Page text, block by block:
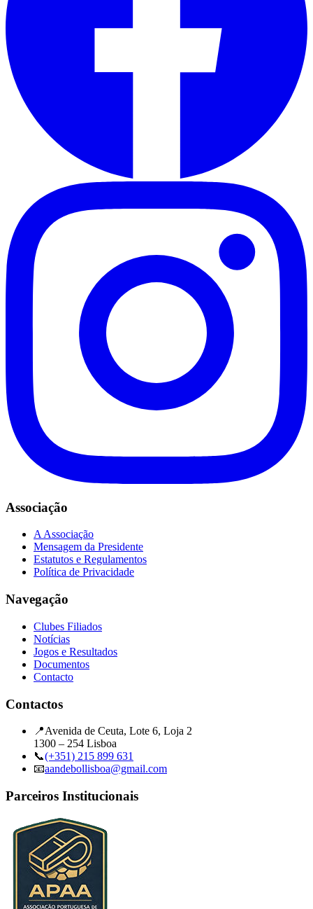
Associação
A Associação
Mensagem da Presidente
Estatutos e Regulamentos
Política de Privacidade
Navegação
Clubes Filiados
Notícias
Jogos e Resultados
Documentos
Contacto
Contactos
📍Avenida de Ceuta, Lote 6, Loja 2
1300 – 254 Lisboa
📞(+351) 215 899 631
📧aandebollisboa@gmail.com
Parceiros Institucionais